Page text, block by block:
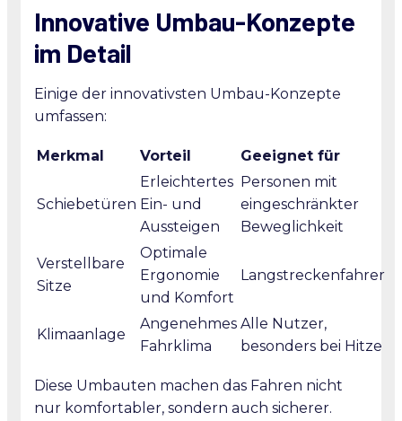
Innovative Umbau-Konzepte
im Detail
Einige der innovativsten Umbau-Konzepte
umfassen:
Merkmal Vorteil Geeignet für
Schiebetüren
Erleichtertes
Ein- und
Aussteigen
Personen mit
eingeschränkter
Beweglichkeit
Verstellbare
Sitze
Optimale
Ergonomie
und Komfort
Langstreckenfahrer
Klimaanlage
Angenehmes
Fahrklima
Alle Nutzer,
besonders bei Hitze
Diese Umbauten machen das Fahren nicht
nur komfortabler, sondern auch sicherer.